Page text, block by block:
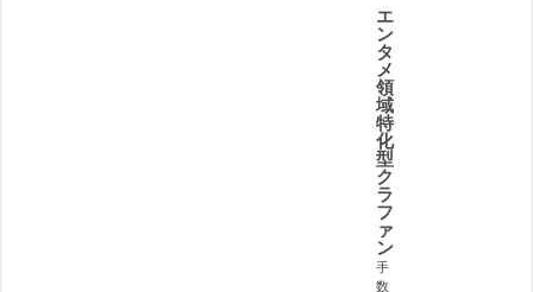
エ
ン
タ
メ
領
域
特
化
型
ク
ラ
フ
ァ
ン
手
数